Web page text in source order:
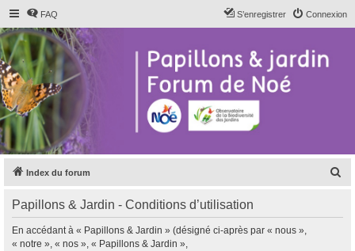
FAQ Connexion
S’enregistrer
Index du forum
Papillons & Jardin - Conditions d’utilisation
En accédant à « Papillons & Jardin » (désigné ci-après par « nous »,
« notre », « nos », « Papillons & Jardin »,